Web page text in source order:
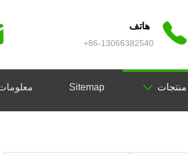
هاتف
86-13066382540+
منتجات Sitemap